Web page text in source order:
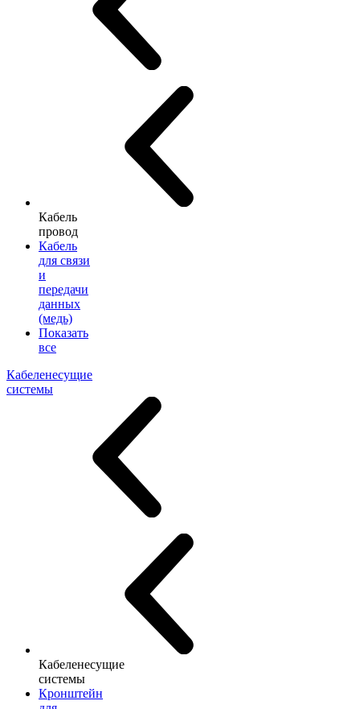
Кабель
провод
Кабель
для связи
и
передачи
данных
(медь)
Показать
все
Кабеленесущие
системы
Кабеленесущие
системы
Кронштейн